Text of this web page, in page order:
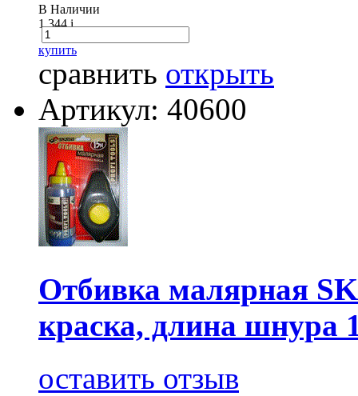
В Наличии
1 344i
купить
сравнить открыть
Артикул: 40600
Отбивка малярная
краска, длина шнура
оставить отзыв